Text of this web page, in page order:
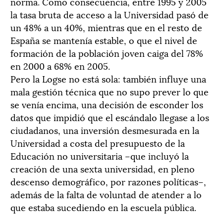
la tasa bruta de acceso a la Universidad pasó de
un 48% a un 40%, mientras que en el resto de
España se mantenía estable, o que el nivel de
formación de la población joven caiga del 78%
en 2000 a 68% en 2005.
Pero la Logse no está sola: también influye una
mala gestión técnica que no supo prever lo que
se venía encima, una decisión de esconder los
datos que impidió que el escándalo llegase a los
ciudadanos, una inversión desmesurada en la
Universidad a costa del presupuesto de la
Educación no universitaria –que incluyó la
creación de una sexta universidad, en pleno
descenso demográfico, por razones políticas–,
además de la falta de voluntad de atender a lo
que estaba sucediendo en la escuela pública.